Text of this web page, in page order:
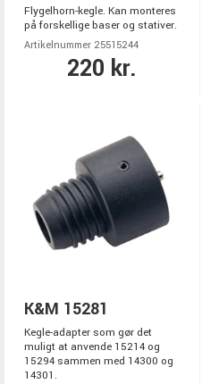
Flygelhorn-kegle. Kan monteres
på forskellige baser og stativer.
Artikelnummer 25515244
220 kr.
K&M 15281
Kegle-adapter som gør det
muligt at anvende 15214 og
15294 sammen med 14300 og
14301.